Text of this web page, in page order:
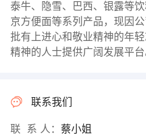
泰牛、隐雪、巴西、银露等
京方便面等系列产品，现因
批有上进心和敬业精神的年
精神的人士提供广阔发展平台
联系我们
联 系 人： 蔡小姐